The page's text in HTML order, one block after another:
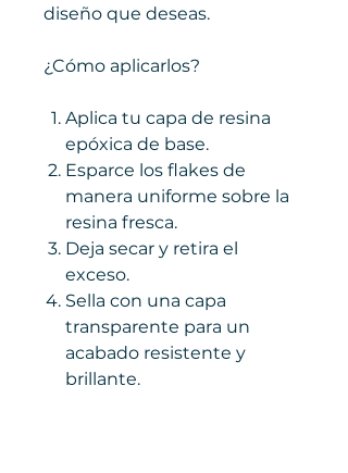
diseño que deseas.
¿Cómo aplicarlos?
Aplica tu capa de resina
epóxica de base.
Esparce los flakes de
manera uniforme sobre la
resina fresca.
Deja secar y retira el
exceso.
Sella con una capa
transparente para un
acabado resistente y
brillante.